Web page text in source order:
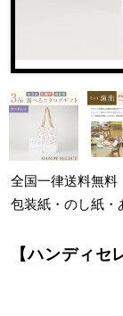
全国一律送料無料
包装紙・のし紙・
【ハンディセ